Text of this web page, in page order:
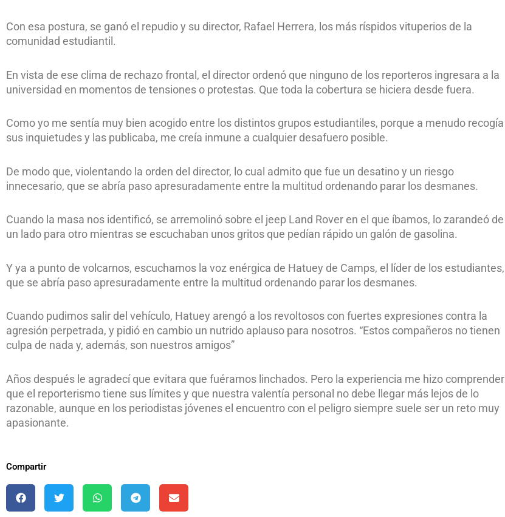
Con esa postura, se ganó el repudio y su director, Rafael Herrera, los más ríspidos vituperios de la
comunidad estudiantil.
En vista de ese clima de rechazo frontal, el director ordenó que ninguno de los reporteros ingresara a la
universidad en momentos de tensiones o protestas. Que toda la cobertura se hiciera desde fuera.
Como yo me sentía muy bien acogido entre los distintos grupos estudiantiles, porque a menudo recogía
sus inquietudes y las publicaba, me creía inmune a cualquier desafuero posible.
De modo que, violentando la orden del director, lo cual admito que fue un desatino y un riesgo
innecesario, que se abría paso apresuradamente entre la multitud ordenando parar los desmanes.
Cuando la masa nos identificó, se arremolinó sobre el jeep Land Rover en el que íbamos, lo zarandeó de
un lado para otro mientras se escuchaban unos gritos que pedían rápido un galón de gasolina.
Y ya a punto de volcarnos, escuchamos la voz enérgica de Hatuey de Camps, el líder de los estudiantes,
que se abría paso apresuradamente entre la multitud ordenando parar los desmanes.
Cuando pudimos salir del vehículo, Hatuey arengó a los revoltosos con fuertes expresiones contra la
agresión perpetrada, y pidió en cambio un nutrido aplauso para nosotros. “Estos compañeros no tienen
culpa de nada y, además, son nuestros amigos”
Años después le agradecí que evitara que fuéramos linchados. Pero la experiencia me hizo comprender
que el reporterismo tiene sus límites y que nuestra valentía personal no debe llegar más lejos de lo
razonable, aunque en los periodistas jóvenes el encuentro con el peligro siempre suele ser un reto muy
apasionante.
Compartir